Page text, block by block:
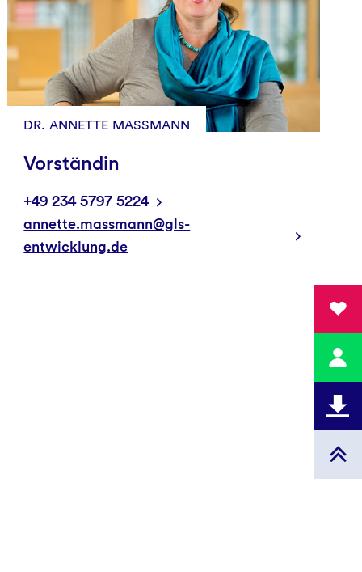
DR. ANNETTE MASSMANN
Vorständin
+49 234 5797 5224
annette.massmann@gls-
entwicklung.de